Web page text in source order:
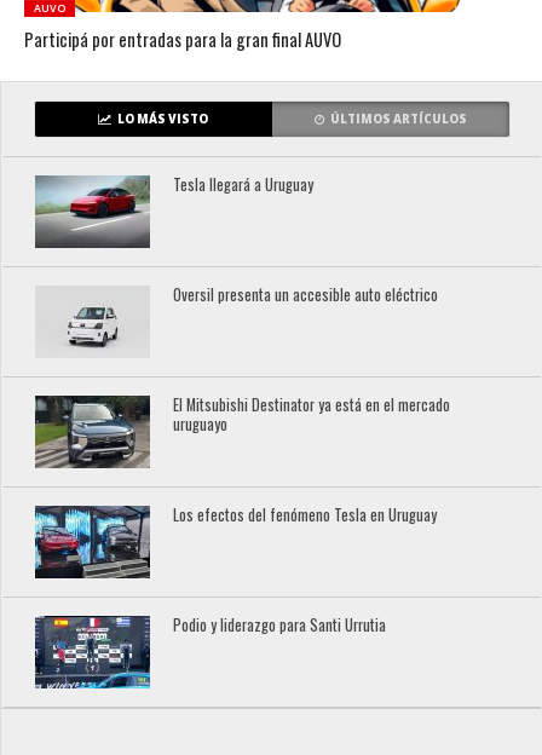
AUVO
Participá por entradas para la gran final AUVO
LO MÁS VISTO ÚLTIMOS ARTÍCULOS
Tesla llegará a Uruguay
Oversil presenta un accesible auto eléctrico
El Mitsubishi Destinator ya está en el mercado
uruguayo
Los efectos del fenómeno Tesla en Uruguay
Podio y liderazgo para Santi Urrutia